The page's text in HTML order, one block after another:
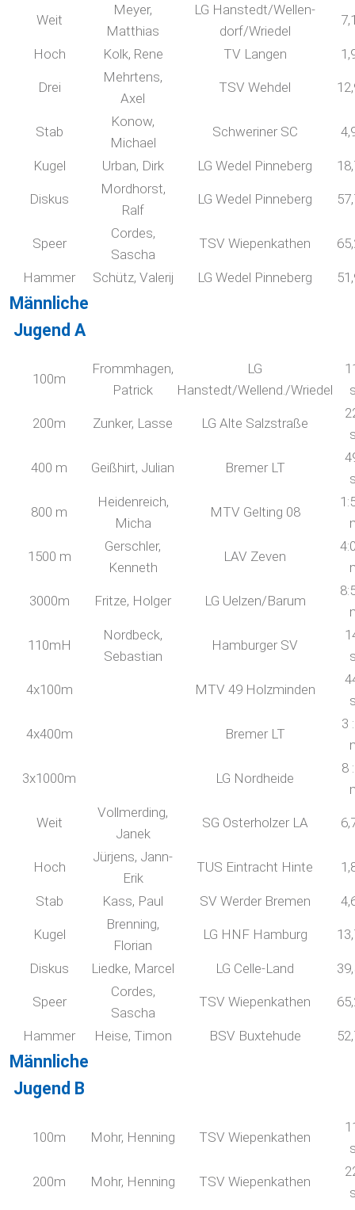
Weit
Meyer,
Matthias
LG Hanstedt/Wellen-
dorf/Wriedel
Hoch Kolk, Rene TV Langen
Drei
Mehrtens,
Axel
TSV Wehdel
Stab
Konow,
Michael
Schweriner SC
Kugel Urban, Dirk LG Wedel Pinneberg
Diskus
Mordhorst,
Ralf
LG Wedel Pinneberg
Speer
Cordes,
Sascha
TSV Wiepenkathen
Hammer Schütz, Valerij LG Wedel Pinneberg
Männliche
Jugend A
100m
Frommhagen,
Patrick
LG
Hanstedt/Wellend./Wriedel
200m Zunker, Lasse LG Alte Salzstraße
400 m Geißhirt, Julian Bremer LT
800 m
Heidenreich,
Micha
MTV Gelting 08
1500 m
Gerschler,
Kenneth
LAV Zeven
3000m Fritze, Holger LG Uelzen/Barum
110mH
Nordbeck,
Sebastian
Hamburger SV
4x100m MTV 49 Holzminden
4x400m Bremer LT
3
3x1000m LG Nordheide
8
Weit
Vollmerding,
Janek
SG Osterholzer LA
Hoch
Jürjens, Jann-
Erik
TUS Eintracht Hinte
Stab Kass, Paul SV Werder Bremen
Kugel
Brenning,
Florian
LG HNF Hamburg
Diskus Liedke, Marcel LG Celle-Land
Speer
Cordes,
Sascha
TSV Wiepenkathen
Hammer Heise, Timon BSV Buxtehude
Männliche
Jugend B
100m Mohr, Henning TSV Wiepenkathen
200m Mohr, Henning TSV Wiepenkathen